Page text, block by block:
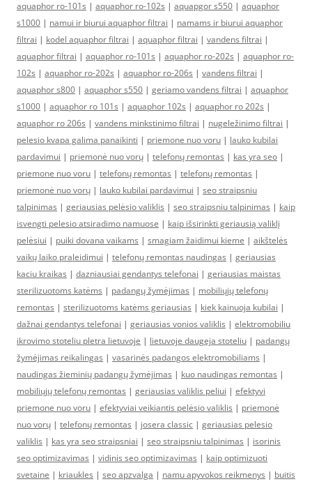
aquaphor ro-101s | aquaphor ro-102s | aquapgor s550 | aquaphor
s1000 | namui ir biurui aquaphor filtrai | namams ir biurui aquaphor
filtrai | kodel aquaphor filtrai | aquaphor filtrai | vandens filtrai |
aquaphor filtrai | aquaphor ro-101s | aquaphor ro-202s | aquaphor ro-
102s | aquaphor ro-202s | aquaphor ro-206s | vandens filtrai |
aquaphor s800 | aquaphor s550 | geriamo vandens filtrai | aquaphor
s1000 | aquaphor ro 101s | aquaphor 102s | aquaphor ro 202s |
aquaphor ro 206s | vandens minkstinimo filtrai | nugeležinimo filtrai |
pelesio kvapa galima panaikinti | priemone nuo voru | lauko kubilai
pardavimui | priemonė nuo vorų | telefonų remontas | kas yra seo |
priemone nuo voru | telefonų remontas | telefonų remontas |
priemonė nuo vorų | lauko kubilai pardavimui | seo straipsniu
talpinimas | geriausias pelėsio valiklis | seo straipsniu talpinimas | kaip
isvengti pelesio atsiradimo namuose | kaip išsirinkti geriausią valiklį
pelėsiui | puiki dovana vaikams | smagiam žaidimui kieme | aikštelės
vaikų laiko praleidimui | telefonų remontas naudingas | geriausias
kaciu kraikas | dazniausiai gendantys telefonai | geriausias maistas
sterilizuotoms katėms | padangų žymėjimas | mobiliųjų telefonų
remontas | sterilizuotoms katėms geriausias | kiek kainuoja kubilai |
dažnai gendantys telefonai | geriausias vonios valiklis | elektromobiliu
ikrovimo stoteliu pletra lietuvoje | lietuvoje daugeja stoteliu | padangų
žymėjimas reikalingas | vasarinės padangos elektromobiliams |
naudingas žieminių padangų žymėjimas | kuo naudingas remontas |
mobiliųjų telefonų remontas | geriausias valiklis peliui | efektyvi
priemone nuo voru | efektyviai veikiantis pelėsio valiklis | priemonė
nuo vorų | telefonų remontas | josera classic | geriausias pelesio
valiklis | kas yra seo straipsniai | seo straipsniu talpinimas | isorinis
seo optimizavimas | vidinis seo optimizavimas | kaip optimizuoti
svetaine | kriaukles | seo apzvalga | namu apyvokos reikmenys | buitis